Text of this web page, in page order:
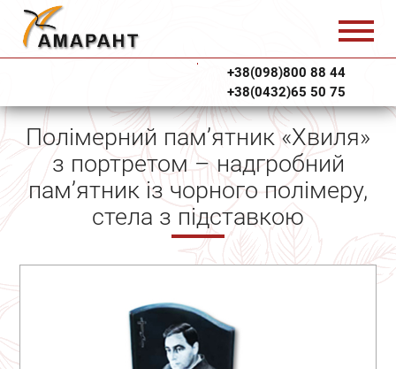
+38(098)800 88 44
+38(0432)65 50 75
Полімерний пам’ятник «Хвиля»
з портретом – надгробний
пам’ятник із чорного полімеру,
стела з підставкою